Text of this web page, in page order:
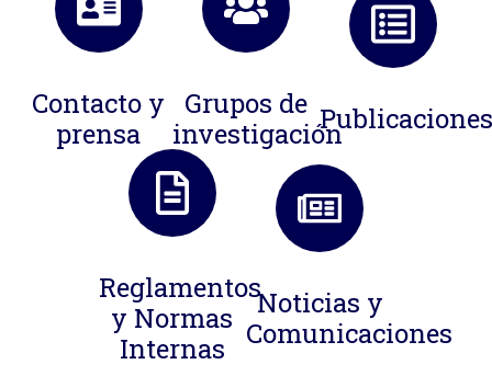
Contacto y
prensa
Grupos de
investigación
Reglamentos
y Normas
Internas
Noticias y
Comunicaciones